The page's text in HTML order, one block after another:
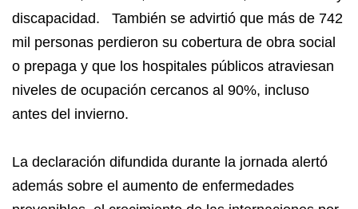
discapacidad. También se advirtió que más de 742
mil personas perdieron su cobertura de obra social
o prepaga y que los hospitales públicos atraviesan
niveles de ocupación cercanos al 90%, incluso
antes del invierno.
La declaración difundida durante la jornada alertó
además sobre el aumento de enfermedades